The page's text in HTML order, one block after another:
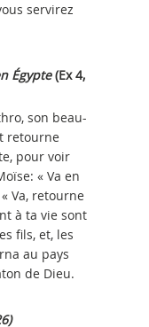
servirez
Égypte (Ex 4,
son beau-
retourne
pour voir
« Va en
Va, retourne
à ta vie sont
fils, et, les
au pays
de Dieu.